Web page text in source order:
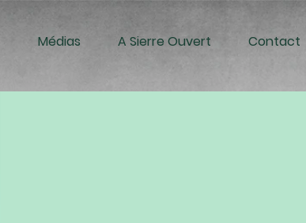
Médias A Sierre Ouvert Contact